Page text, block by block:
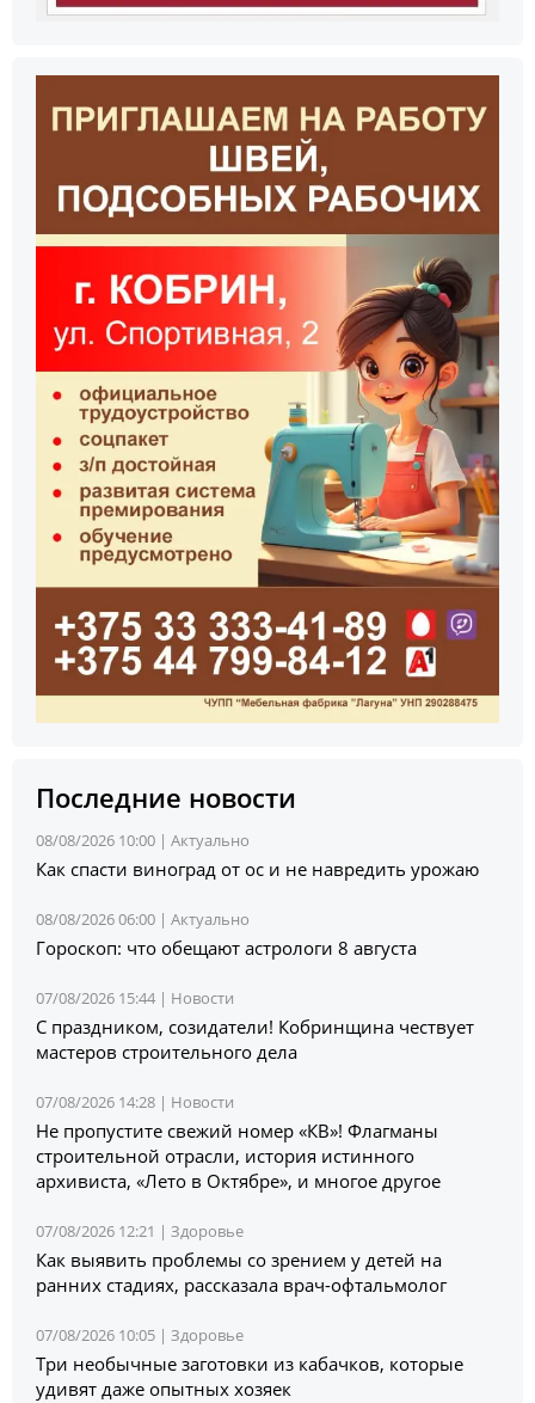
Последние новости
08/08/2026 10:00 | Актуально
Как спасти виноград от ос и не навредить урожаю
08/08/2026 06:00 | Актуально
Гороскоп: что обещают астрологи 8 августа
07/08/2026 15:44 | Новости
С праздником, созидатели! Кобринщина чествует
мастеров строительного дела
07/08/2026 14:28 | Новости
Не пропустите свежий номер «КВ»! Флагманы
строительной отрасли, история истинного
архивиста, «Лето в Октябре», и многое другое
07/08/2026 12:21 | Здоровье
Как выявить проблемы со зрением у детей на
ранних стадиях, рассказала врач-офтальмолог
07/08/2026 10:05 | Здоровье
Три необычные заготовки из кабачков, которые
удивят даже опытных хозяек